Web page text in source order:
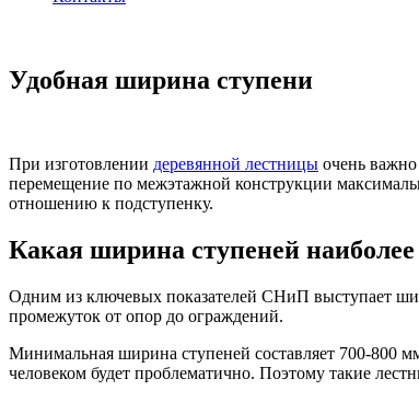
Удобная ширина ступени
При изготовлении деревянной лестницы очень
перемещение по межэтажной конструкции
отношению к подступенку.
Какая ширина ступеней наиболее
Одним из ключевых показателей СНиП выступает
промежуток от опор до ограждений.
Минимальная ширина ступеней составляет 700-800
человеком будет проблематично. Поэтому такие